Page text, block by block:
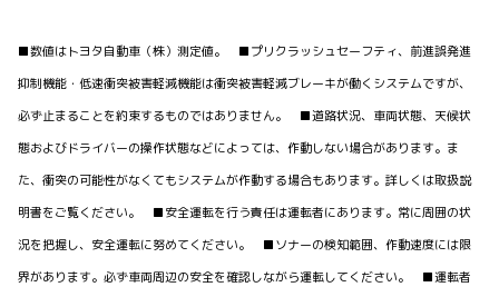
■数値はトヨタ自動車（株）測定値。 ■プリクラッシュセーフティ、前進誤発進
抑制機能・低速衝突被害軽減機能は衝突被害軽減ブレーキが働くシステムですが、
必ず止まることを約束するものではありません。 ■道路状況、車両状態、天候状
態およびドライバーの操作状態などによっては、作動しない場合があります。ま
た、衝突の可能性がなくてもシステムが作動する場合もあります。詳しくは取扱説
明書をご覧ください。 ■安全運転を行う責任は運転者にあります。常に周囲の状
況を把握し、安全運転に努めてください。 ■ソナーの検知範囲、作動速度には限
界があります。必ず車両周辺の安全を確認しながら運転してください。 ■運転者